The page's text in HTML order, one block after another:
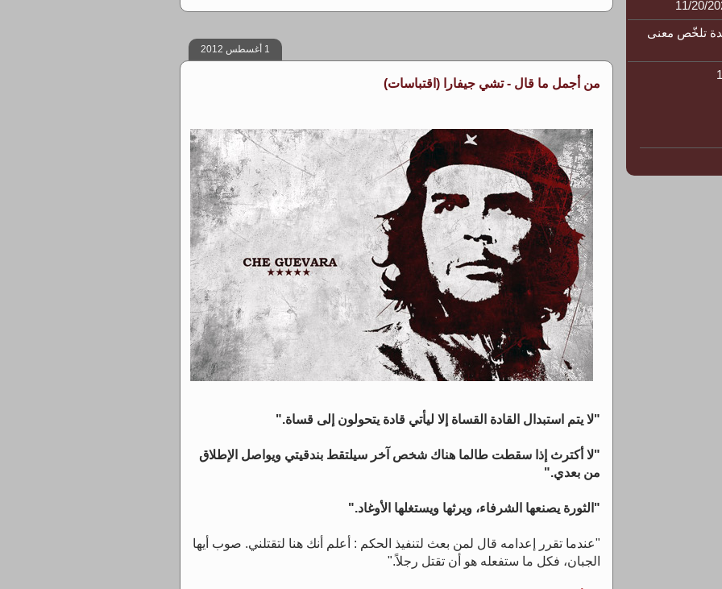
1 أغسطس 2012
من أجمل ما قال - تشي جيفارا (اقتباسات)
"لا يتم استبدال القادة القساة إلا ليأتي قادة يتحولون إلى قساة."
"لا أكترث إذا سقطت طالما هناك شخص آخر سيلتقط بندقيتي ويواصل الإطلاق
من بعدي."
"الثورة يصنعها الشرفاء، ويرثها ويستغلها الأوغاد."
"عندما تقرر إعدامه قال لمن بعث لتنفيذ الحكم : أعلم أنك هنا لتقتلني. صوب أيها
الجبان، فكل ما ستفعله هو أن تقتل رجلاً."
تلخّص معنى